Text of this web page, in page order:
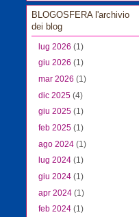
BLOGOSFERA l'archivio
dei blog
lug 2026 (1)
giu 2026 (1)
mar 2026 (1)
dic 2025 (4)
giu 2025 (1)
feb 2025 (1)
ago 2024 (1)
lug 2024 (1)
giu 2024 (1)
apr 2024 (1)
feb 2024 (1)